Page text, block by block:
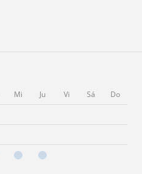
Mi Ju Vi Sá
Do